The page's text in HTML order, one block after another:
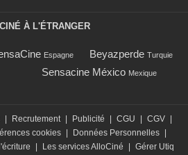
À L'ÉTRANGER
Espagne Beyazperde Turquie
Sensacine México Mexique
| Recrutement | Publicité | CGU | CGV |
cookies | Données Personnelles |
| Les services AlloCiné | Gérer Utiq